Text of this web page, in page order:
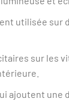
utilisée sur
sur les
ajoutent une